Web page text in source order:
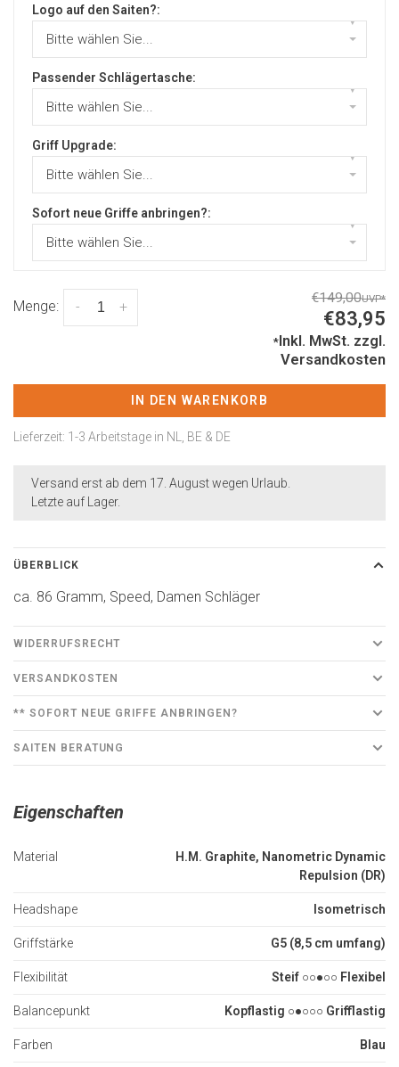
Logo auf den Saiten?:
Bitte wählen Sie...
▾
Passender Schlägertasche:
Bitte wählen Sie...
▾
Griff Upgrade:
Bitte wählen Sie...
▾
Sofort neue Griffe anbringen?:
Bitte wählen Sie...
▾
Menge: +
-
€149,00UVP*
€83,95
*Inkl. MwSt. zzgl.
Versandkosten
IN DEN WARENKORB
Lieferzeit: 1-3 Arbeitstage in NL, BE & DE
Versand erst ab dem 17. August wegen Urlaub.
Letzte auf Lager.
ÜBERBLICK
ca. 86 Gramm, Speed, Damen Schläger
WIDERRUFSRECHT
VERSANDKOSTEN
** SOFORT NEUE GRIFFE ANBRINGEN?
SAITEN BERATUNG
Eigenschaften
Material
H.M. Graphite, Nanometric Dynamic
Repulsion (DR)
Headshape Isometrisch
Griffstärke G5 (8,5 cm umfang)
Flexibilität Steif ○○●○○ Flexibel
Balancepunkt Kopflastig ○●○○○ Grifflastig
Farben Blau